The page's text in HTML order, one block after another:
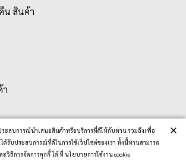
ระสบการณ์นำเสนอสินค้าหรือบริการที่ดีให้กับท่าน รวมถึงเพื่อ
รับประสบการณ์ที่ดีในการใช้เว็ปไซต์ของเรา ทั้งนี้ท่านสามารถ
วิธีการจัดการคุกกี้ ได้ ที่ นโยบายการใช้งาน cookie
×
น สินค้า
า